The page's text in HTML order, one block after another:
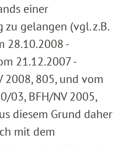
einer
gelangen (vgl. z.B.
28.10.2008 -
21.12.2007 -
2008, 805, und vom
03, BFH/NV 2005,
diesem Grund daher
mit dem